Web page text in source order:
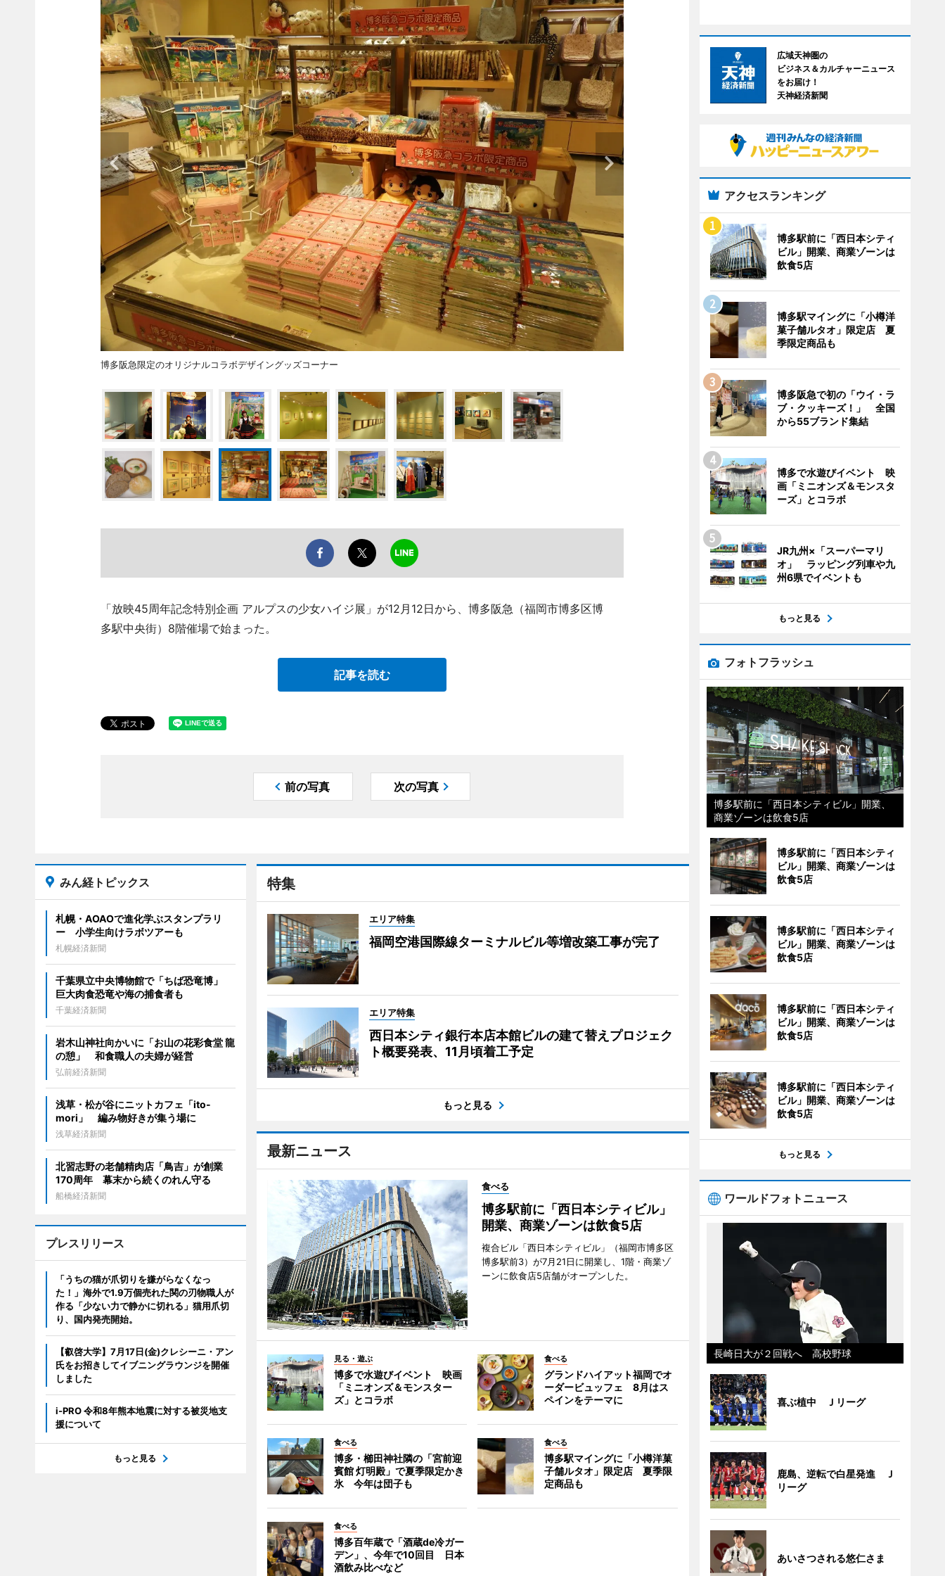
博多阪急限定のオリジナルコラボデザイングッズコーナー
「放映45周年記念特別企画 アルプスの少女ハイジ展」が12月12日から、博多阪急（福岡市博多区博
多駅中央街）8階催場で始まった。
記事を読む
前の写真 次の写真
特集
エリア特集
福岡空港国際線ターミナルビル等増改築工事が完了
エリア特集
西日本シティ銀行本店本館ビルの建て替えプロジェク
ト概要発表、11月頃着工予定
もっと見る
最新ニュース
食べる
博多駅前に「西日本シティビル」
開業、商業ゾーンは飲食5店
複合ビル「西日本シティビル」（福岡市博多区
博多駅前3）が7月21日に開業し、1階・商業ゾ
ーンに飲食店5店舗がオープンした。
見る・遊ぶ
博多で水遊びイベント 映画
「ミニオンズ＆モンスター
ズ」とコラボ
食べる
グランドハイアット福岡でオ
ーダービュッフェ 8月はス
ペインをテーマに
食べる
博多・櫛田神社隣の「宮前迎
賓館 灯明殿」で夏季限定かき
氷 今年は団子も
食べる
博多駅マイングに「小樽洋菓
子舗ルタオ」限定店 夏季限
定商品も
食べる
博多百年蔵で「酒蔵de冷ガー
デン」、今年で10回目 日本
酒飲み比べなど
みん経トピックス
札幌・AOAOで進化学ぶスタンプラリ
ー 小学生向けラボツアーも
札幌経済新聞
千葉県立中央博物館で「ちば恐竜博」
巨大肉食恐竜や海の捕食者も
千葉経済新聞
岩木山神社向かいに「お山の花彩食堂 龍
の憩」 和食職人の夫婦が経営
弘前経済新聞
浅草・松が谷にニットカフェ「ito-
mori」 編み物好きが集う場に
浅草経済新聞
北習志野の老舗精肉店「鳥吉」が創業
170周年 幕末から続くのれん守る
船橋経済新聞
プレスリリース
「うちの猫が爪切りを嫌がらなくなっ
た！」海外で1.9万個売れた関の刃物職人が
作る「少ない力で静かに切れる」猫用爪切
り、国内発売開始。
【叡啓大学】7月17日(金)クレシーニ・アン
氏をお招きしてイブニングラウンジを開催
しました
i-PRO 令和8年熊本地震に対する被災地支
援について
もっと見る
広域天神圏の
ビジネス＆カルチャーニュース
をお届け！
天神経済新聞
アクセスランキング
博多駅前に「西日本シティ
ビル」開業、商業ゾーンは
飲食5店
博多駅マイングに「小樽洋
菓子舗ルタオ」限定店 夏
季限定商品も
博多阪急で初の「ウイ・ラ
ブ・クッキーズ！」 全国
から55ブランド集結
博多で水遊びイベント 映
画「ミニオンズ＆モンスタ
ーズ」とコラボ
JR九州×「スーパーマリ
オ」 ラッピング列車や九
州6県でイベントも
もっと見る
フォトフラッシュ
博多駅前に「西日本シティビル」開業、
商業ゾーンは飲食5店
博多駅前に「西日本シティ
ビル」開業、商業ゾーンは
飲食5店
博多駅前に「西日本シティ
ビル」開業、商業ゾーンは
飲食5店
博多駅前に「西日本シティ
ビル」開業、商業ゾーンは
飲食5店
博多駅前に「西日本シティ
ビル」開業、商業ゾーンは
飲食5店
もっと見る
ワールドフォトニュース
長崎日大が２回戦へ 高校野球
喜ぶ植中 Ｊリーグ
鹿島、逆転で白星発進 Ｊ
リーグ
あいさつされる悠仁さま